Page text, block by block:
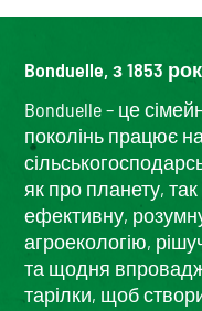
Bonduelle, з 1853
Bonduelle – це
поколінь працює
як про планету,
ефективну,
агроекологію,
та щодня
тарілки, щоб